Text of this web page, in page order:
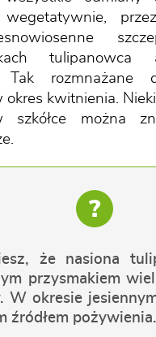
wegetatywnie,
tulipanowca
Tak rozmnażane
kwitnienia.
szkółce można
?
że nasiona
przysmakiem
W okresie
źródłem pożywienia.